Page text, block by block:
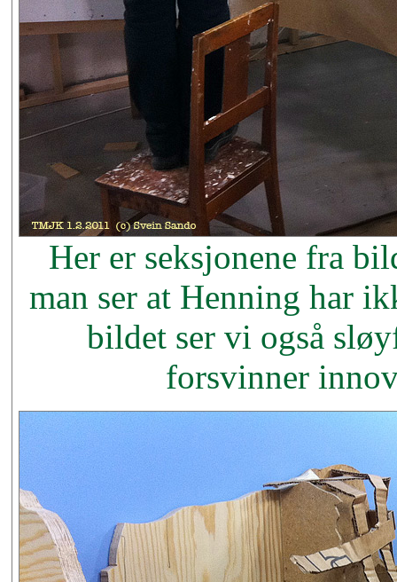
Her er seksjonene fra
man ser at Henning har
bildet ser vi også
forsvinner